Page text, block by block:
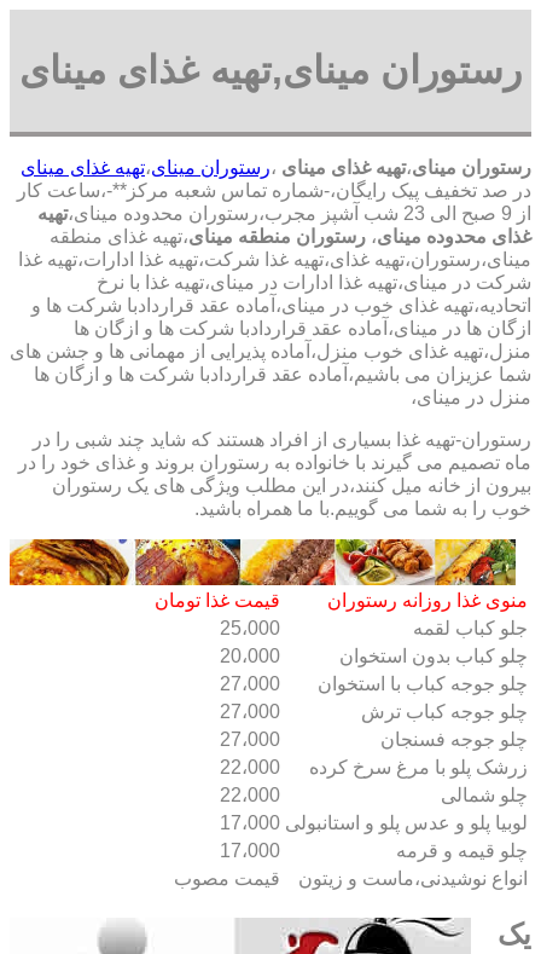
رستوران مینای,تهیه غذای مینای
رستوران مینای،تهیه غذای مینای ،رستوران مینای،تهیه غذای مینای
در صد تخفیف پیک رایگان،-شماره تماس شعبه مرکز**-،ساعت کار
از 9 صبح الی 23 شب آشپز مجرب،رستوران محدوده مینای،
تهیه
غذای محدوده مینای، رستوران منطقه مینای،تهیه غذای منطقه
مینای،رستوران،تهیه غذای،تهیه غذا شرکت،تهیه غذا ادارات،تهیه غذا
شرکت در مینای،تهیه غذا ادارات در مینای،تهیه غذا با نرخ
اتحادیه،تهیه غذای خوب در مینای،آماده عقد قراردادبا شرکت ها و
ازگان ها در مینای،آماده عقد قراردادبا شرکت ها و ازگان ها
منزل،تهیه غذای خوب منزل،آماده پذیرایی از مهمانی ها و جشن های
شما عزیزان می باشیم،آماده عقد قراردادبا شرکت ها و ازگان ها
منزل در مینای،
رستوران-تهیه غذا بسیاری از افراد هستند که شاید چند شبی را در
ماه تصمیم می گیرند با خانواده به رستوران بروند و غذای خود را در
بیرون از خانه میل کنند،در این مطلب ویژگی های یک رستوران
خوب را به شما می گوییم.با ما همراه باشید.
منوی غذا روزانه رستوران
قیمت غذا تومان
جلو کباب لقمه
25،000
چلو کباب بدون استخوان
20،000
چلو جوجه کباب با استخوان
27،000
چلو جوجه کباب ترش
27،000
چلو جوجه فسنجان
27،000
زرشک پلو با مرغ سرخ کرده
22،000
چلو شمالی
22،000
لوبیا پلو و عدس پلو و استانبولی 17،000
چلو قیمه و قرمه
17،000
انواع نوشیدنی،ماست و زیتون
قیمت مصوب
یک